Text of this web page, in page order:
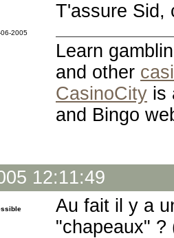
2005
T'assure Sid,
Learn
and other
CasinoCity is
and Bingo
12:11:49
Au fait il y a
"chapeaux"